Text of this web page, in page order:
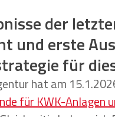
Kälte Verkehr
und Kartellrecht
der
und erste
für
hat am
für KWK-Anlagen